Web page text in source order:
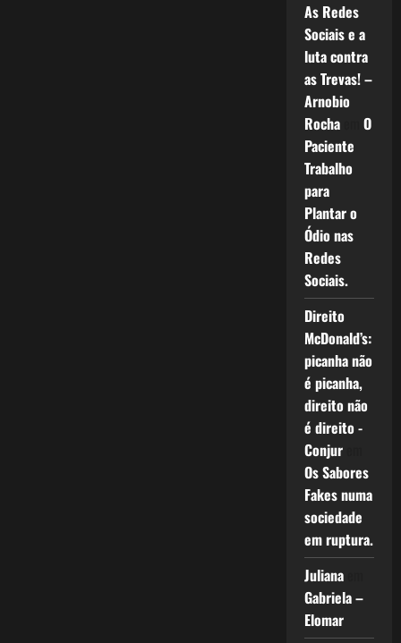
As Redes
Sociais e a
luta contra
as Trevas! –
Arnobio
Rochaem O
Paciente
Trabalho
para
Plantar o
Ódio nas
Redes
Sociais.
Direito
McDonald’s:
picanha não
é picanha,
direito não
é direito -
Conjurem
Os Sabores
Fakes numa
sociedade
em ruptura.
Julianaem
Gabriela –
Elomar